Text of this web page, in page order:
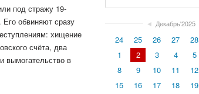
под стражу 19-
Его обвиняют сразу
хищение
счёта, два
вымогательство в
◄ Декабрь'2025
24 25 26 27 28
1
2 3 4 5
8
9 10 11 12
15
16 17 18 19